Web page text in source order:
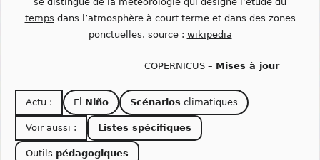
temps dans l’atmosphère à court terme et dans des zones
ponctuelles. source : wikipedia
COPERNICUS – Mises à jour
Actu : El Niño Scénarios climatiques
Voir aussi : Listes spécifiques
Outils pédagogiques